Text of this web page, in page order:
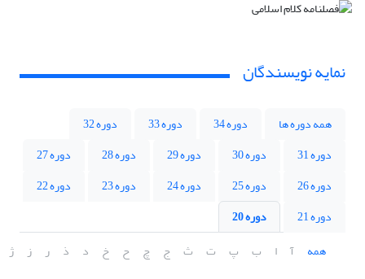
نمایه نویسندگان
همه دوره ها دوره 34 دوره 33
دوره 32
دوره 31
دوره 30 دوره 29 دوره 28
دوره 27
دوره 26
دوره 25 دوره 24 دوره 23
دوره 22
دوره 21
دوره 20
همه
آ ا ب پ ت ث ج چ ح خ د ذ ر ز ژ